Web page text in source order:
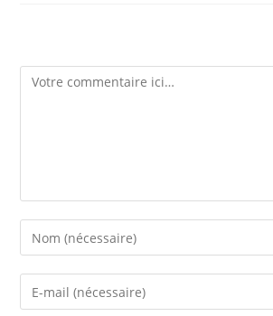
Comment
Enter
your
name
Enter
your